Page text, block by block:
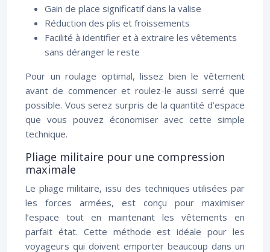
Gain de place significatif dans la valise
Réduction des plis et froissements
Facilité à identifier et à extraire les vêtements
sans déranger le reste
Pour un roulage optimal, lissez bien le vêtement
avant de commencer et roulez-le aussi serré que
possible. Vous serez surpris de la quantité d’espace
que vous pouvez économiser avec cette simple
technique.
Pliage militaire pour une compression
maximale
Le pliage militaire, issu des techniques utilisées par
les forces armées, est conçu pour maximiser
l’espace tout en maintenant les vêtements en
parfait état. Cette méthode est idéale pour les
voyageurs qui doivent emporter beaucoup dans un